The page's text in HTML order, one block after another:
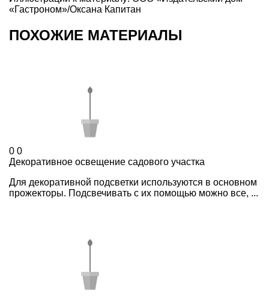
«Гастроном»/Оксана Капитан
ПОХОЖИЕ МАТЕРИАЛЫ
0 0
Декоративное освещение садового участка
Для декоративной подсветки используются в основном
прожекторы. Подсвечивать с их помощью можно все, ...